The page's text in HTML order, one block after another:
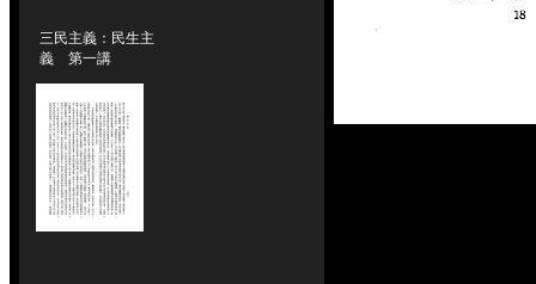
三民主義：民生主
義 第一講